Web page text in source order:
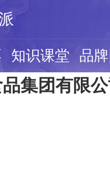
知识课堂 品
集团有限